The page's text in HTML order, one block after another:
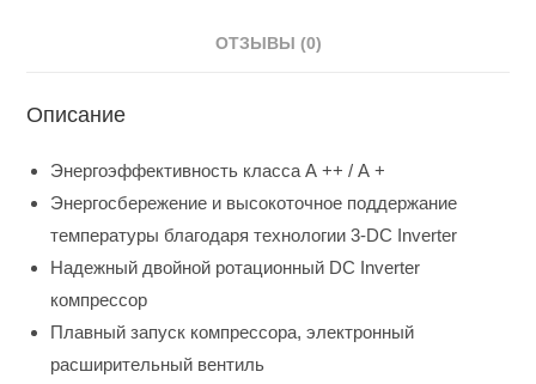
ОТЗЫВЫ (0)
Описание
Энергоэффективность класса А ++ / А +
Энергосбережение и высокоточное поддержание
температуры благодаря технологии 3-DC Inverter
Надежный двойной ротационный DC Inverter
компрессор
Плавный запуск компрессора, электронный
расширительный вентиль